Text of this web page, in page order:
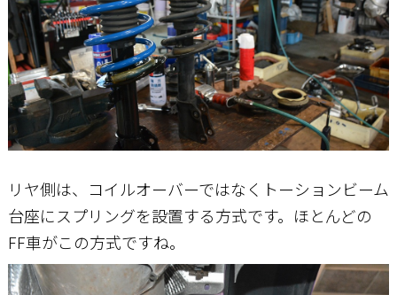
リヤ側は、コイルオーバーではなくトーションビーム
台座にスプリングを設置する方式です。ほとんどの
FF車がこの方式ですね。